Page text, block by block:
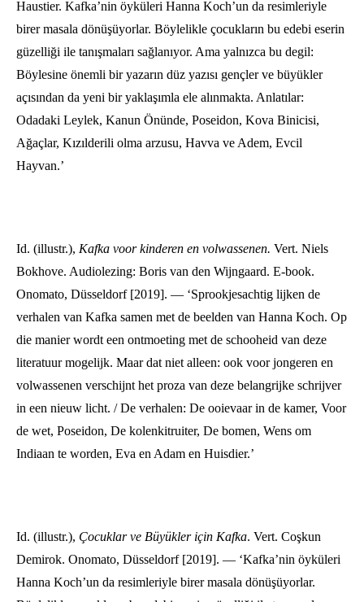
Haustier. Kafka’nin öyküleri Hanna Koch’un da resimleriyle
birer masala dönüşüyorlar. Böylelikle çocukların bu edebi eserin
güzelliği ile tanışmaları sağlanıyor. Ama yalnızca bu degil:
Böylesine önemli bir yazarın düz yazısı gençler ve büyükler
açısından da yeni bir yaklaşımla ele alınmakta. Anlatılar:
Odadaki Leylek, Kanun Önünde, Poseidon, Kova Binicisi,
Ağaçlar, Kızılderili olma arzusu, Havva ve Adem, Evcil
Hayvan.’
Id. (illustr.), Kafka voor kinderen en volwassenen. Vert. Niels
Bokhove. Audiolezing: Boris van den Wijngaard. E-book.
Onomato, Düsseldorf [2019]. — ‘Sprookjesachtig lijken de
verhalen van Kafka samen met de beelden van Hanna Koch. Op
die manier wordt een ontmoeting met de schooheid van deze
literatuur mogelijk. Maar dat niet alleen: ook voor jongeren en
volwassenen verschijnt het proza van deze belangrijke schrijver
in een nieuw licht. / De verhalen: De ooievaar in de kamer, Voor
de wet, Poseidon, De kolenkitruiter, De bomen, Wens om
Indiaan te worden, Eva en Adam en Huisdier.’
Id. (illustr.), Çocuklar ve Büyükler için Kafka. Vert. Coşkun
Demirok. Onomato, Düsseldorf [2019]. — ‘Kafka’nin öyküleri
Hanna Koch’un da resimleriyle birer masala dönüşüyorlar.